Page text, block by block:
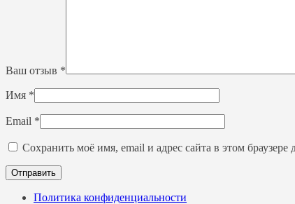
Ваш отзыв *
Имя *
Email *
Сохранить моё имя, email и адрес сайта в этом
Политика конфиденциальности